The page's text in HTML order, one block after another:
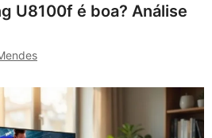
U8100f é boa? Análise